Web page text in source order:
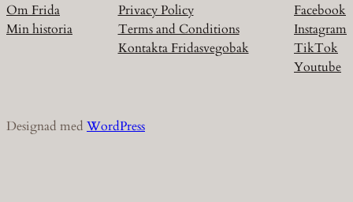
Om Frida
Min historia
Privacy Policy
Terms and Conditions
Kontakta Fridasvegobak
Facebook
Instagram
TikTok
Youtube
Designad med WordPress